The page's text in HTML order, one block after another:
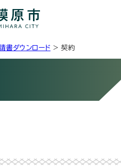
書ダウンロード > 契約